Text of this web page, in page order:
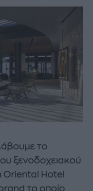
το
ξενοδοχειακού
Oriental Hotel
το οποίο